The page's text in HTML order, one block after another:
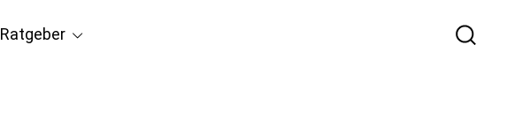
Ratgeber